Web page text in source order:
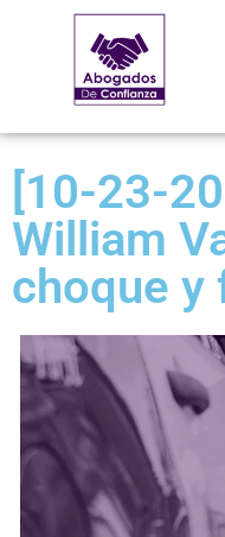
[10-23-
William
choque y